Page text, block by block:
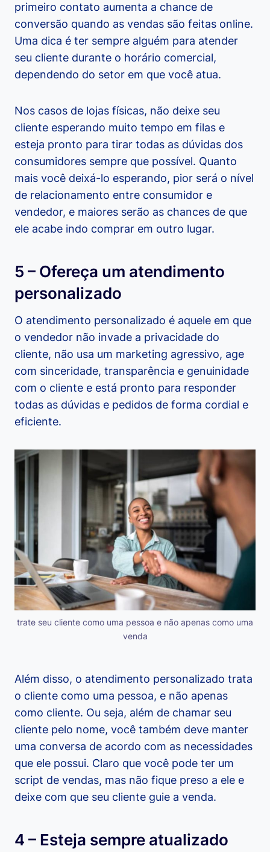
primeiro contato aumenta a chance de
conversão quando as vendas são feitas online.
Uma dica é ter sempre alguém para atender
seu cliente durante o horário comercial,
dependendo do setor em que você atua.
Nos casos de lojas físicas, não deixe seu
cliente esperando muito tempo em filas e
esteja pronto para tirar todas as dúvidas dos
consumidores sempre que possível. Quanto
mais você deixá-lo esperando, pior será o nível
de relacionamento entre consumidor e
vendedor, e maiores serão as chances de que
ele acabe indo comprar em outro lugar.
5 – Ofereça um atendimento
personalizado
O atendimento personalizado é aquele em que
o vendedor não invade a privacidade do
cliente, não usa um marketing agressivo, age
com sinceridade, transparência e genuinidade
com o cliente e está pronto para responder
todas as dúvidas e pedidos de forma cordial e
eficiente.
trate seu cliente como uma pessoa e não apenas como uma
venda
Além disso, o atendimento personalizado trata
o cliente como uma pessoa, e não apenas
como cliente. Ou seja, além de chamar seu
cliente pelo nome, você também deve manter
uma conversa de acordo com as necessidades
que ele possui. Claro que você pode ter um
script de vendas, mas não fique preso a ele e
deixe com que seu cliente guie a venda.
4 – Esteja sempre atualizado